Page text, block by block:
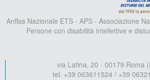
Anffas Nazionale ETS - APS - Associazione
Persone con disabilità intellettive e
via Latina, 20 - 00179 Roma
tel. +39 063611524 / +39